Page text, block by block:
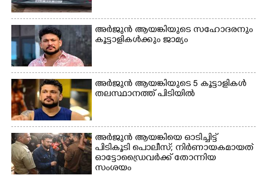
ഫുട്ബോൾ കളികളിൽ
ഏർപ്പെട്ടിരിക്കുന്ന
കുട്ടികൾ
ഉണക്കാനിടുന്ന കാഴ്ച.
അർജുൻ ആയങ്കിയുടെ സഹോദരനും
കൂട്ടാളികൾക്കും ജാമ്യം
അർജുൻ ആയങ്കിയുടെ 5 കൂട്ടാളികൾ
തലസ്ഥാനത്ത് പിടിയിൽ
അർജുൻ ആയങ്കിയെ ഓടിച്ചിട്ട്
പിടികൂടി പൊലീസ്; നിർണായകമായത്
ഓട്ടോഡ്രൈവർക്ക് തോന്നിയ
സംശയം